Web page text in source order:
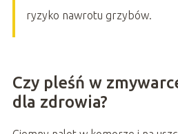
ryzyko nawrotu grzybów.
Czy pleśń w
dla zdrowia?